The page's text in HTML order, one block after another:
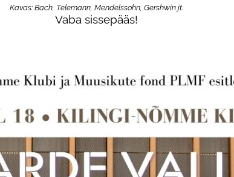
Kavas: Bach, Telemann, Mendelssohn, Gershwin jt.
Vaba sissepääs!